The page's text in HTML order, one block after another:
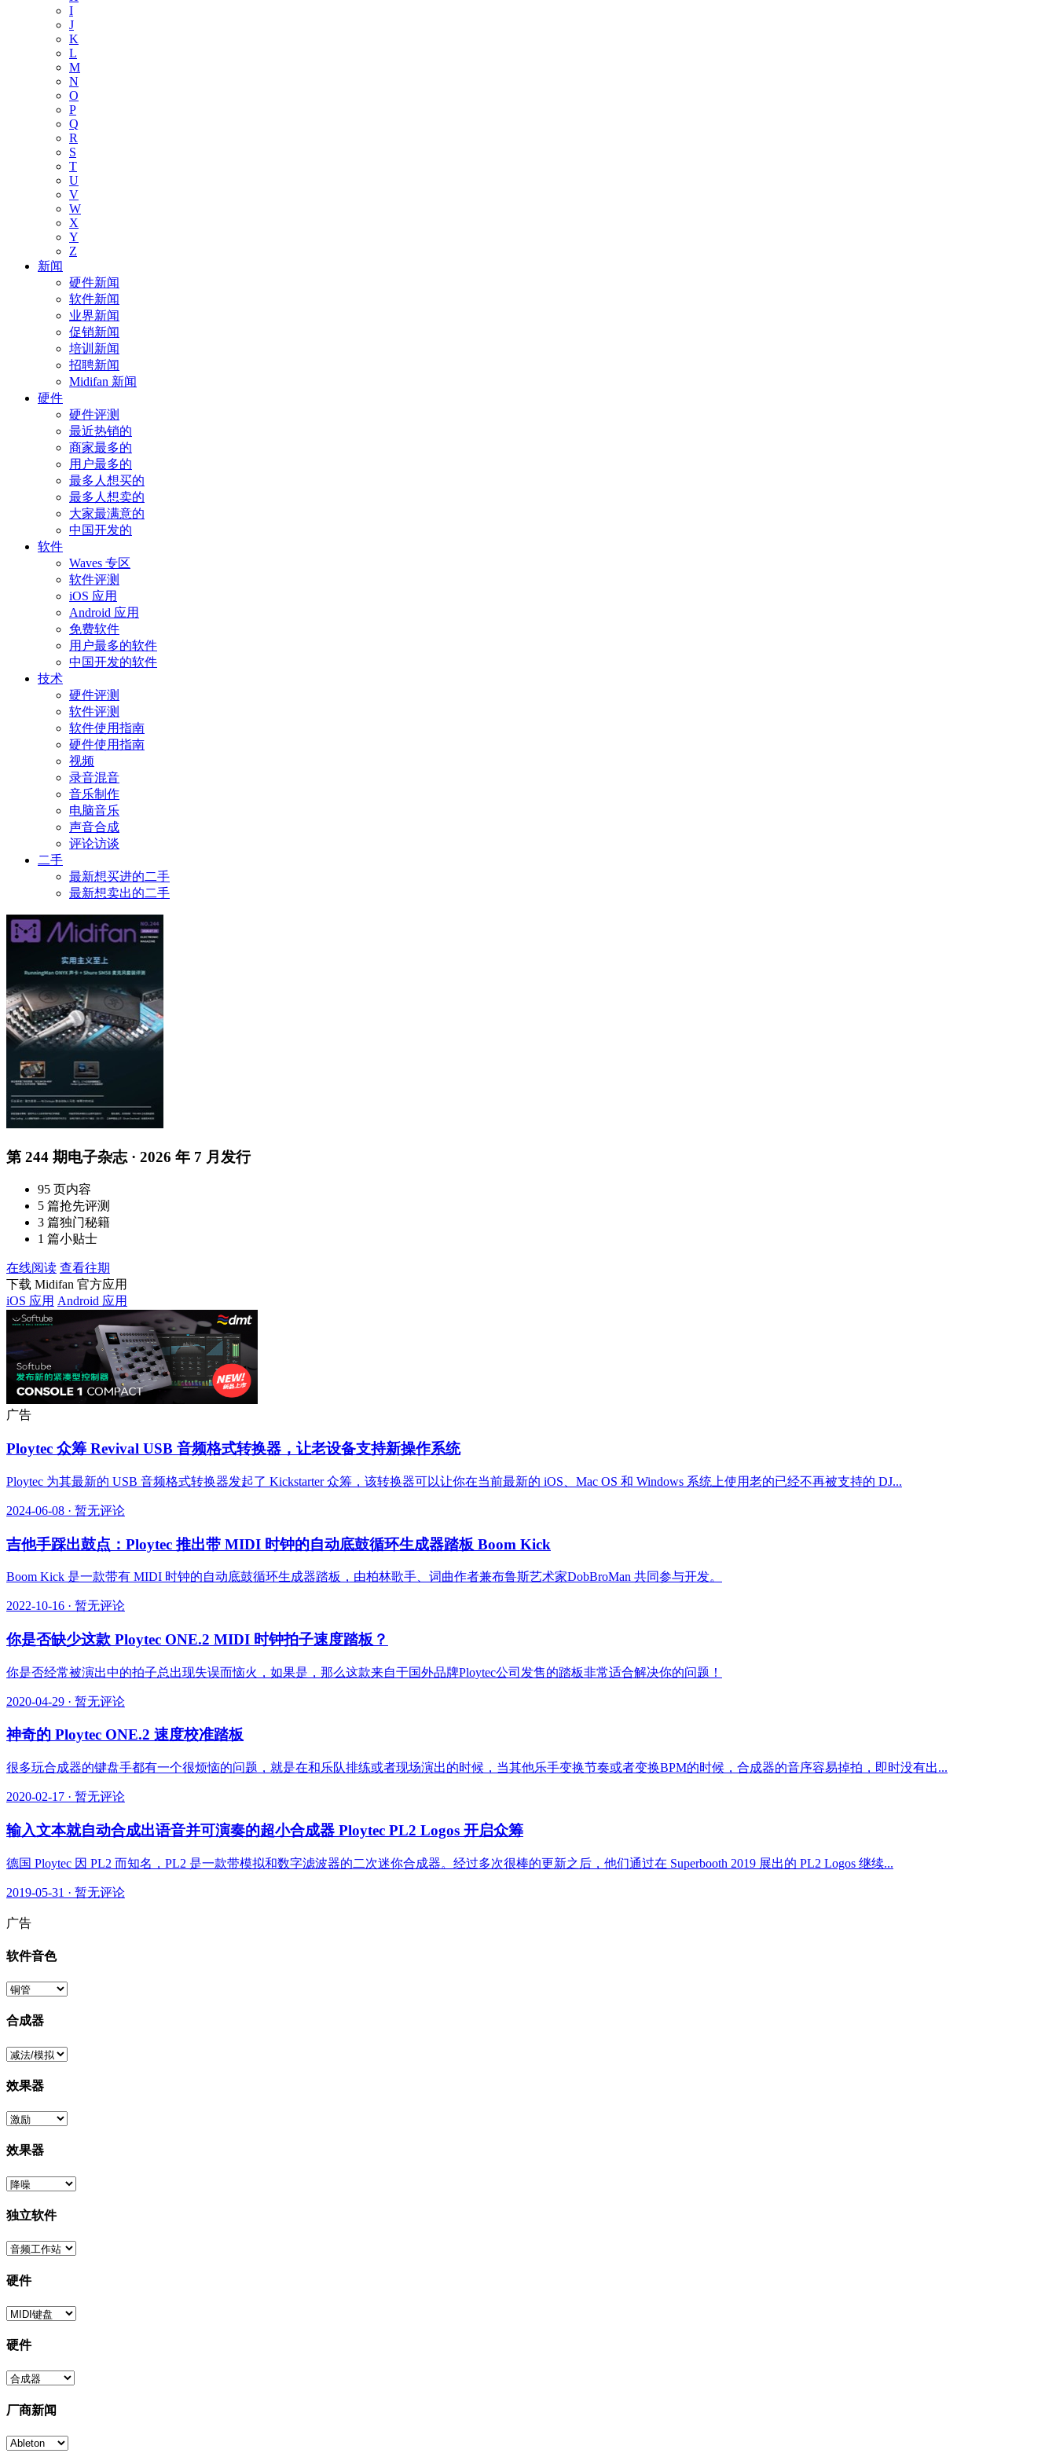
I
J
K
L
M
N
O
P
Q
R
S
T
U
V
W
X
Y
Z
新闻
硬件新闻
软件新闻
业界新闻
促销新闻
培训新闻
招聘新闻
Midifan 新闻
硬件
硬件评测
最近热销的
商家最多的
用户最多的
最多人想买的
最多人想卖的
大家最满意的
中国开发的
软件
Waves 专区
软件评测
iOS 应用
Android 应用
免费软件
用户最多的软件
中国开发的软件
技术
硬件评测
软件评测
软件使用指南
硬件使用指南
视频
录音混音
音乐制作
电脑音乐
声音合成
评论访谈
二手
最新想买进的二手
最新想卖出的二手
第 244 期电子杂志 · 2026 年 7 月发行
95 页内容
5 篇抢先评测
3 篇独门秘籍
1 篇小贴士
在线阅读 查看往期
下载 Midifan 官方应用
iOS 应用 Android 应用
广告
Ploytec 众筹 Revival USB 音频格式转换器，让老设备支持新操作系统
Ploytec 为其最新的 USB 音频格式转换器发起了 Kickstarter 众筹，该转换器可以让你在当前最新的 iOS、Mac OS 和 Windows 系统上使用老的已经不再被支持的 DJ...
2024-06-08 · 暂无评论
吉他手踩出鼓点：Ploytec 推出带 MIDI 时钟的自动底鼓循环生成器踏板 Boom Kick
Boom Kick 是一款带有 MIDI 时钟的自动底鼓循环生成器踏板，由柏林歌手、词曲作者兼布鲁斯艺术家DobBroMan 共同参与开发。
2022-10-16 · 暂无评论
你是否缺少这款 Ploytec ONE.2 MIDI 时钟拍子速度踏板？
你是否经常被演出中的拍子总出现失误而恼火，如果是，那么这款来自于国外品牌Ploytec公司发售的踏板非常适合解决你的问题！
2020-04-29 · 暂无评论
神奇的 Ploytec ONE.2 速度校准踏板
很多玩合成器的键盘手都有一个很烦恼的问题，就是在和乐队排练或者现场演出的时候，当其他乐手变换节奏或者变换BPM的时候，合成器的音序容易掉拍，即时没有出...
2020-02-17 · 暂无评论
输入文本就自动合成出语音并可演奏的超小合成器 Ploytec PL2 Logos 开启众筹
德国 Ploytec 因 PL2 而知名，PL2 是一款带模拟和数字滤波器的二次迷你合成器。经过多次很棒的更新之后，他们通过在 Superbooth 2019 展出的 PL2 Logos 继续...
2019-05-31 · 暂无评论
广告
软件音色
合成器
效果器
效果器
独立软件
硬件
硬件
厂商新闻